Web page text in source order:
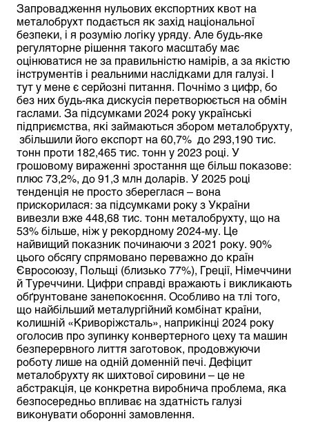
Запровадження нульових експортних квот на
металобрухт подається як захід національної
безпеки, і я розумію логіку уряду. Але будь-яке
регуляторне рішення такого масштабу має
оцінюватися не за правильністю намірів, а за якістю
інструментів і реальними наслідками для галузі. І
тут у мене є серйозні питання. Почнімо з цифр, бо
без них будь-яка дискусія перетворюється на обмін
гаслами. За підсумками 2024 року українські
підприємства, які займаються збором металобрухту,
збільшили його експорт на 60,7% до 293,190 тис.
тонн проти 182,465 тис. тонн у 2023 році. У
грошовому вираженні зростання ще більш показове:
плюс 73,2%, до 91,3 млн доларів. У 2025 році
тенденція не просто збереглася – вона
прискорилася: за підсумками року з України
вивезли вже 448,68 тис. тонн металобрухту, що на
53% більше, ніж у рекордному 2024-му. Це
найвищий показник починаючи з 2021 року. 90%
цього обсягу спрямовано переважно до країн
Євросоюзу, Польщі (близько 77%), Греції, Німеччини
й Туреччини. Цифри справді вражають і викликають
обґрунтоване занепокоєння. Особливо на тлі того,
що найбільший металургійний комбінат країни,
колишній «Криворіжсталь», наприкінці 2024 року
оголосив про зупинку конвертерного цеху та машин
безперервного лиття заготовок, продовжуючи
роботу лише на одній доменній печі. Дефіцит
металобрухту як шихтової сировини – це не
абстракція, це конкретна виробнича проблема, яка
безпосередньо впливає на здатність галузі
виконувати оборонні замовлення.